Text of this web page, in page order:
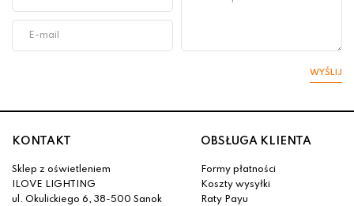
WYŚLIJ
KONTAKT
Sklep z oświetleniem
ILOVE LIGHTING
ul. Okulickiego 6, 38-500 Sanok
OBSŁUGA KLIENTA
Formy płatności
Koszty wysyłki
Raty Payu